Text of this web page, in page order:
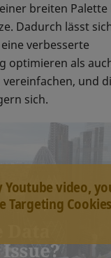
breiten
Dadurch lässt
verbesserte
optimieren als
und
sich.
Youtube video,
Targeting